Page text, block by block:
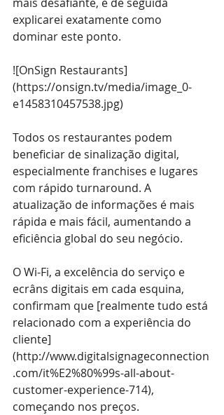
explicarei exatamente como
dominar este ponto.
![OnSign Restaurants]
(https://onsign.tv/media/image_0-
e1458310457538.jpg)
Todos os restaurantes podem
beneficiar de sinalização digital,
especialmente franchises e lugares
com rápido turnaround. A
atualização de informações é mais
rápida e mais fácil, aumentando a
eficiência global do seu negócio.
O Wi-Fi, a excelência do serviço e
ecrâns digitais em cada esquina,
confirmam que [realmente tudo está
relacionado com a experiência do
cliente]
(http://www.digitalsignageconnection
.com/it%E2%80%99s-all-about-
customer-experience-714),
começando nos preços.